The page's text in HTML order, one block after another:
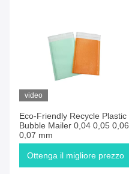
video
Eco-Friendly Recycle Plastic
Bubble Mailer 0,04 0,05 0,06
0,07 mm
Ottenga il migliore prezzo